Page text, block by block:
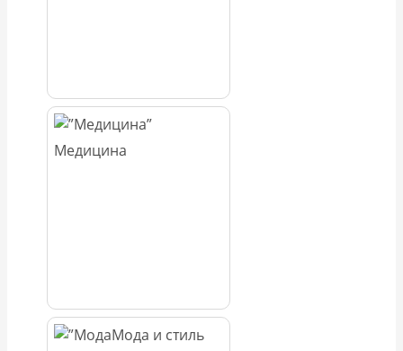
Медицина
Мода и стиль